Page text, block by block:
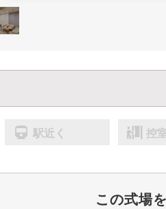
駅近く 控
この式場